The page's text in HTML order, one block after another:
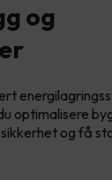
og
optimalisere
og få